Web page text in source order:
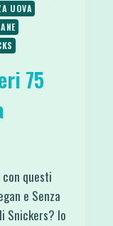
UOVA
75
questi
e Senza
Snickers? Io